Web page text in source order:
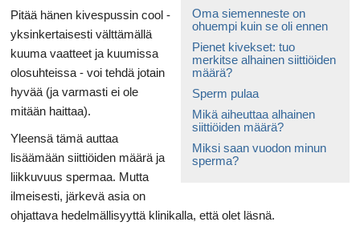
Oma siemenneste on
ohuempi kuin se oli ennen
Pienet kivekset: tuo
merkitse alhainen siittiöiden
määrä?
Sperm pulaa
Mikä aiheuttaa alhainen
siittiöiden määrä?
Miksi saan vuodon minun
sperma?
Pitää hänen kivespussin cool -
yksinkertaisesti välttämällä
kuuma vaatteet ja kuumissa
olosuhteissa - voi tehdä jotain
hyvää (ja varmasti ei ole
mitään haittaa).
Yleensä tämä auttaa
lisäämään siittiöiden määrä ja
liikkuvuus spermaa. Mutta
ilmeisesti, järkevä asia on
ohjattava hedelmällisyyttä klinikalla, että olet läsnä.